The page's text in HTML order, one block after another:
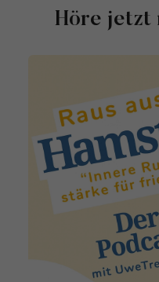
Höre jetzt